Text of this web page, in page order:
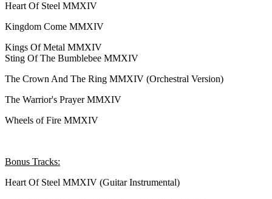
Heart Of Steel MMXIV
Kingdom Come MMXIV
Kings Of Metal MMXIV
Sting Of The Bumblebee MMXIV
The Crown And The Ring MMXIV (Orchestral Version)
The Warrior's Prayer MMXIV
Wheels of Fire MMXIV
Bonus Tracks:
Heart Of Steel MMXIV (Guitar Instrumental)